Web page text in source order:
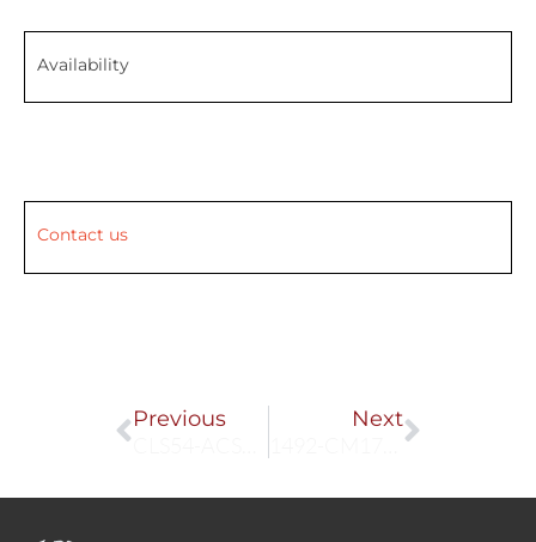
Availability
Contact us
Prev
Previous
NextNext